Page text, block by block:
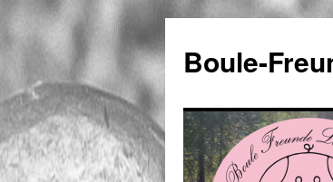
Boule-